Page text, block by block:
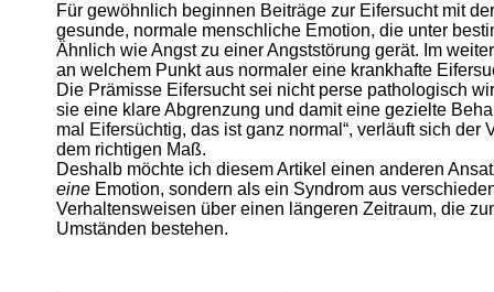
Für gewöhnlich beginnen Beiträge zur Eifersucht mit
gesunde, normale menschliche Emotion, die unter
Ähnlich wie Angst zu einer Angststörung gerät. Im
an welchem Punkt aus normaler eine krankhafte
Die Prämisse Eifersucht sei nicht perse pathologisch
sie eine klare Abgrenzung und damit eine gezielte
mal Eifersüchtig, das ist ganz normal“, verläuft sich
dem richtigen Maß.
Deshalb möchte ich diesem Artikel einen anderen
eine Emotion, sondern als ein Syndrom aus
Verhaltensweisen über einen längeren Zeitraum, die
Umständen bestehen.